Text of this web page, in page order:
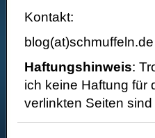
Kontakt:
blog(at)schmuffeln.de
Haftungshinweis:
ich keine Haftung für
verlinkten Seiten